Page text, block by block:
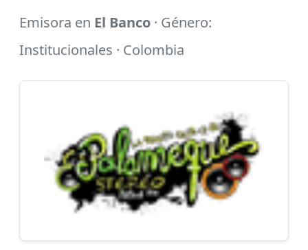
Emisora en El Banco · Género:
Institucionales · Colombia